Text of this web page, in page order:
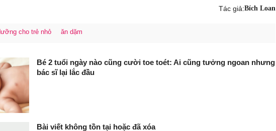
Tác giả:Bích Loan
cho trẻ nhỏ ăn dặm
Bé 2 tuổi ngày nào cũng cười toe toét: Ai cũng tưởng ngoan nhưng
bác sĩ lại lắc đầu
Bài viết không tồn tại hoặc đã xóa